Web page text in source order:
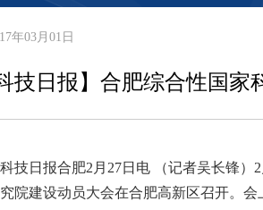
年03月01日
技日报】合肥综合性国家
科技日报合肥2月27日电 （记者吴长锋）
院建设动员大会在合肥高新区召开。